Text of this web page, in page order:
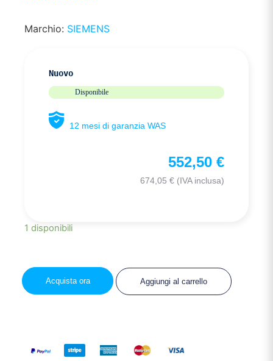
Marchio: SIEMENS
Nuovo
Disponibile
12 mesi di garanzia WAS
552,50 €
674,05 € (IVA inclusa)
1 disponibili
Aggiungi al carrello
Acquista ora